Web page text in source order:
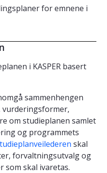
for emnene i
i KASPER basert
sammenhengen
vurderingsformer,
om studieplanen samlet
og programmets
skal
forvaltningsutvalg og
som skal ivaretas.